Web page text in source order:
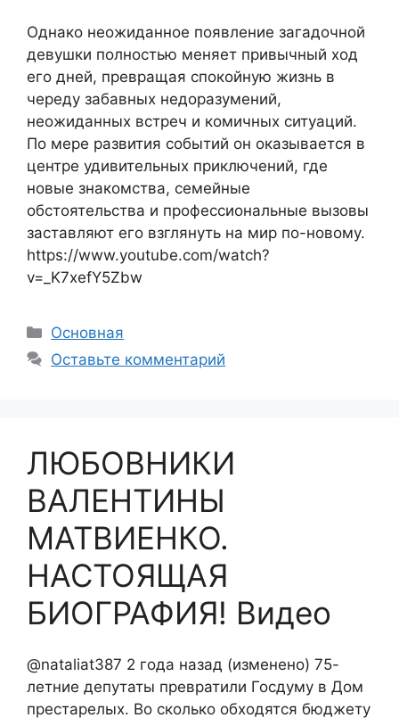
Однако неожиданное появление загадочной
девушки полностью меняет привычный ход
его дней, превращая спокойную жизнь в
череду забавных недоразумений,
неожиданных встреч и комичных ситуаций.
По мере развития событий он оказывается в
центре удивительных приключений, где
новые знакомства, семейные
обстоятельства и профессиональные вызовы
заставляют его взглянуть на мир по-новому.
https://www.youtube.com/watch?
v=_K7xefY5Zbw
Рубрики
Основная
Оставьте комментарий
ЛЮБОВНИКИ
ВАЛЕНТИНЫ
МАТВИЕНКО.
НАСТОЯЩАЯ
БИОГРАФИЯ! Видео
@nataliat387 2 года назад (изменено) 75-
летние депутаты превратили Госдуму в Дом
престарелых. Во сколько обходятся бюджету